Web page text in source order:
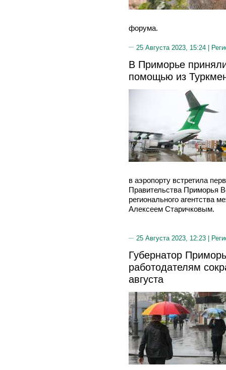
форума.
25 Августа 2023, 15:24 |
В Приморье
помощью из
в аэропорту встретила
Правительства Приморья
регионального агентства
Алексеем Старичковым.
25 Августа 2023, 12:23 |
Губернатор
работодателям
августа